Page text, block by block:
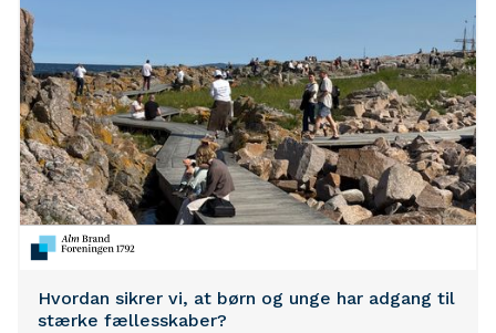
Hvordan sikrer vi, at børn og unge har adgang til
stærke fællesskaber?